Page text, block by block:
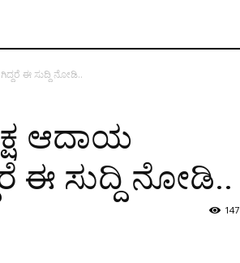
ಈ ಸುದ್ದಿ ನೋಡಿ..
ಆದಾಯ
ಈ ಸುದ್ದಿ ನೋಡಿ..
147